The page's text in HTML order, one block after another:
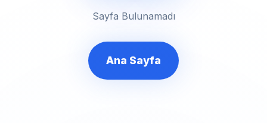
Sayfa Bulunamadı
Ana Sayfa